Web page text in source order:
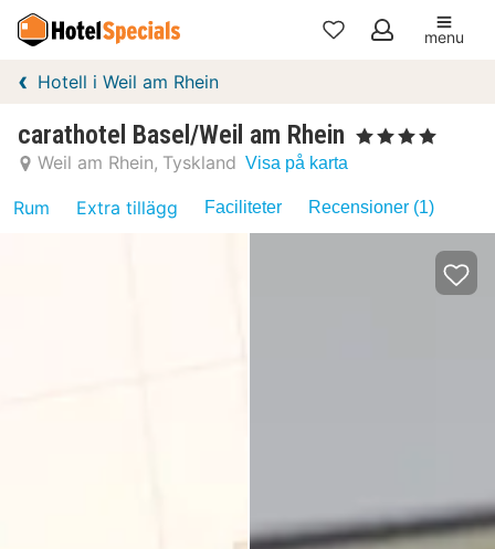
Mina
menu
Hotell i Weil am Rhein
carathotel Basel/Weil am Rhein , 4 Stjärnor
Weil am Rhein Tyskland Visa på karta
Rum Extra tillägg Faciliteter Recensioner (1)